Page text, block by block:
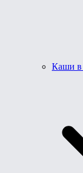
Каши в